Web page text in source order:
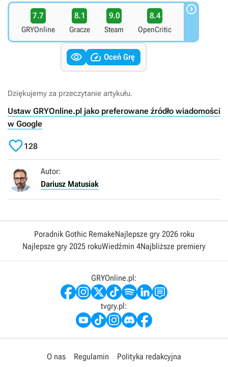
7.7
GRYOnline
8.1
Gracze
9.0
Steam
8.4
OpenCritic

  Oceń Grę
Dziękujemy za przeczytanie artykułu.
Ustaw GRYOnline.pl jako preferowane źródło wiadomości
w Google
128
Autor:
Dariusz Matusiak
Poradnik Gothic RemakeNajlepsze gry 2026 roku
Najlepsze gry 2025 rokuWiedźmin 4Najbliższe premiery
GRYOnline.pl:
tvgry.pl:
O nas Regulamin Polityka redakcyjna